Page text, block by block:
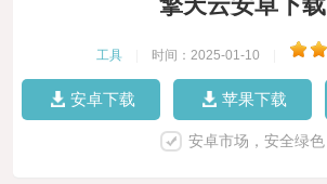
擎天云安卓下载
工具 时间：2025-01-10
安卓下载 苹果下载
安卓市场，安全绿色